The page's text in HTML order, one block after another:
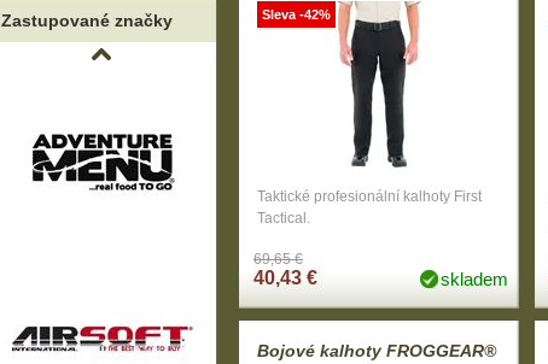
Taktické profesionální kalhoty First
Tactical.
69,65 €
40,43 € skladem
Sleva -42%
Bojové kalhoty FROGGEAR®
Zastupované značky